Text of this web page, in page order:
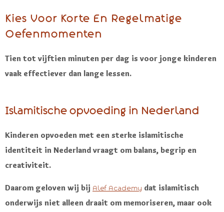
Kies Voor Korte En Regelmatige
Oefenmomenten
Tien tot vijftien minuten per dag is voor jonge kinderen
vaak effectiever dan lange lessen.
Islamitische opvoeding in Nederland
Kinderen opvoeden met een sterke islamitische
identiteit in Nederland vraagt om balans, begrip en
creativiteit.
Daarom geloven wij bij Alef Academy dat islamitisch
onderwijs niet alleen draait om memoriseren, maar ook